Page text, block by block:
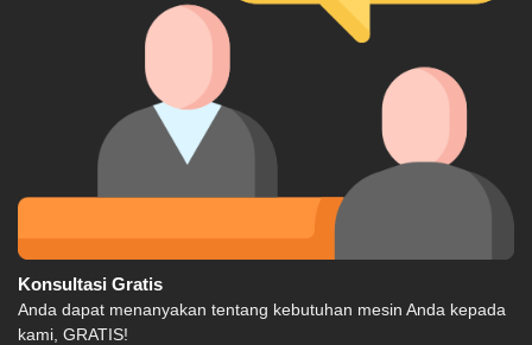
Konsultasi Gratis
Anda dapat menanyakan tentang kebutuhan mesin Anda kepada
kami, GRATIS!